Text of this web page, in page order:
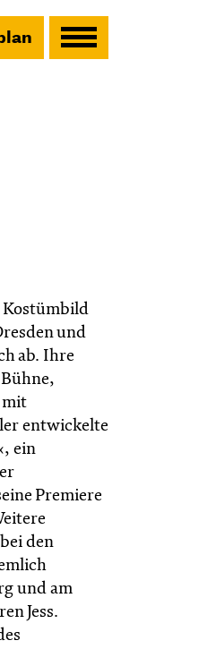
und
ab. Ihre
mit
entwickelte
ein
Premiere
den
und am
Jess.